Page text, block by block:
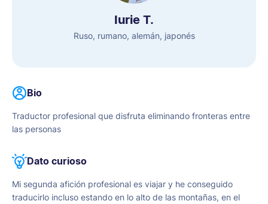
Iurie T.
Ruso, rumano, alemán, japonés
Bio
Traductor profesional que disfruta eliminando fronteras entre
las personas
Dato curioso
Mi segunda afición profesional es viajar y he conseguido
traducirlo incluso estando en lo alto de las montañas, en el